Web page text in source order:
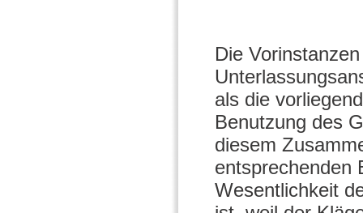
Die
als die
Benutzung des
diesem
entsprechenden
Wesentlichkeit